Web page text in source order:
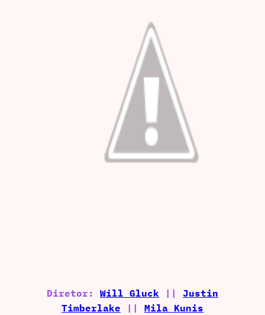
Diretor: Will Gluck || Justin
Timberlake || Mila Kunis